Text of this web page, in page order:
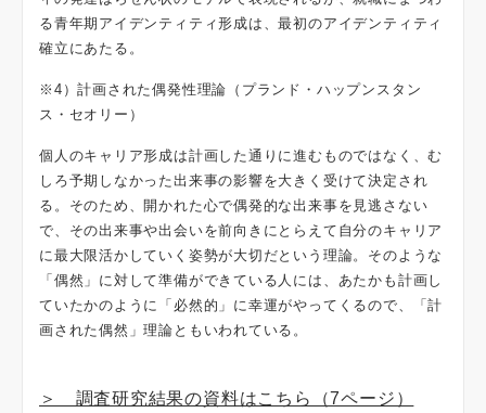
る青年期アイデンティティ形成は、最初のアイデンティティ
確立にあたる。
※4）計画された偶発性理論（プランド・ハップンスタン
ス・セオリー）
個人のキャリア形成は計画した通りに進むものではなく、む
しろ予期しなかった出来事の影響を大きく受けて決定され
る。そのため、開かれた心で偶発的な出来事を見逃さない
で、その出来事や出会いを前向きにとらえて自分のキャリア
に最大限活かしていく姿勢が大切だという理論。そのような
「偶然」に対して準備ができている人には、あたかも計画し
ていたかのように「必然的」に幸運がやってくるので、「計
画された偶然」理論ともいわれている。
＞ 調査研究結果の資料はこちら（7ページ）